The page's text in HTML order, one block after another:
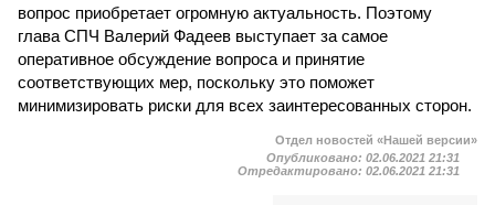
вопрос приобретает огромную актуальность. Поэтому
глава СПЧ Валерий Фадеев выступает за самое
оперативное обсуждение вопроса и принятие
соответствующих мер, поскольку это поможет
минимизировать риски для всех заинтересованных сторон.
Отдел новостей «Нашей версии»
Опубликовано: 02.06.2021 21:31
Отредактировано: 02.06.2021 21:31